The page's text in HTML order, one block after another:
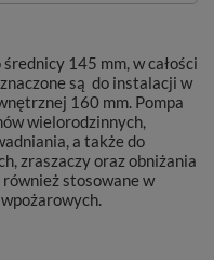
145 mm, w całości
są do instalacji w
160 mm. Pompa
wielorodzinnych,
a także do
zraszaczy oraz obniżania
stosowane w